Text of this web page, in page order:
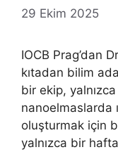
29 Ekim 2025
IOCB Prag’dan
kıtadan bilim
bir ekip,
nanoelmaslarda
oluşturmak için
yalnızca bir